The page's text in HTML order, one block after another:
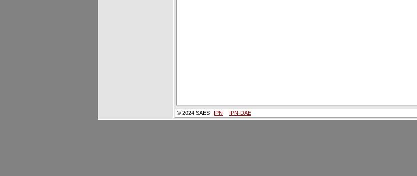
© 2024 SAES IPN IPN-DAE